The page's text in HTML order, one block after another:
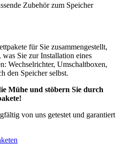
Zubehör zum Speicher
für Sie zusammengestellt,
was Sie zur Installation eines
Wechselrichter, Umschaltboxen,
den Speicher selbst.
Mühe und stöbern Sie durch
von uns getestet und garantiert